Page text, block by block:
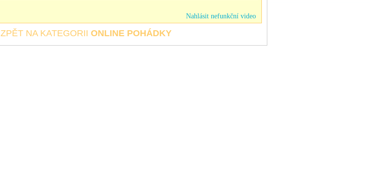
Nahlásit nefunkční video
ZPĚT NA KATEGORII ONLINE POHÁDKY